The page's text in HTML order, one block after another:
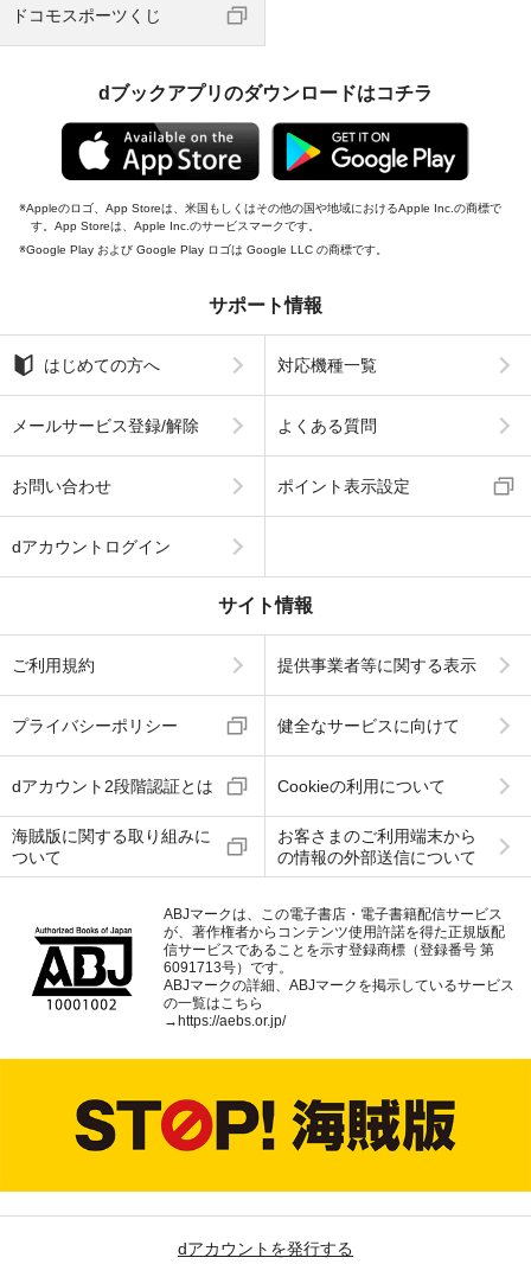
ドコモスポーツくじ
dブックアプリのダウンロードはコチラ
Appleのロゴ、App Storeは、米国もしくはその他の国や地域におけるApple Inc.の商標で
す。App Storeは、Apple Inc.のサービスマークです。
Google Play および Google Play ロゴは Google LLC の商標です。
サポート情報
はじめての方へ 対応機種一覧
メールサービス登録/解除 よくある質問
お問い合わせ ポイント表示設定
dアカウントログイン
サイト情報
ご利用規約 提供事業者等に関する表示
プライバシーポリシー 健全なサービスに向けて
dアカウント2段階認証とは Cookieの利用について
海賊版に関する取り組みに
ついて
お客さまのご利用端末から
の情報の外部送信について
ABJマークは、この電子書店・電子書籍配信サービス
が、著作権者からコンテンツ使用許諾を得た正規版配
信サービスであることを示す登録商標（登録番号 第
6091713号）です。
ABJマークの詳細、ABJマークを掲示しているサービス
の一覧はこちら
→ https://aebs.or.jp/
dアカウントを発行する